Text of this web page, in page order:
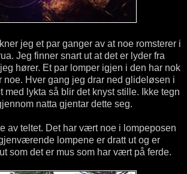
jeg et par ganger av at noe romsterer i
Jeg finner snart ut at det er lyder fra
hører. Et par lomper igjen i den har nok
noe. Hver gang jeg drar ned glideløsen i
med lykta så blir det knyst stille. Ikke tegn
natta gjentar dette seg.
av teltet. Det har vært noe i lompeposen
lompene er dratt ut og er
som det er mus som har vært på ferde.